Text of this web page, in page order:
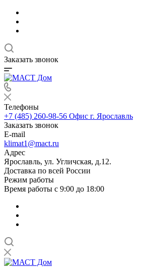
Заказать звонок
Телефоны
+7 (485) 260-98-56 Офис г. Ярославль
Заказать звонок
E-mail
klimat1@mact.ru
Адрес
Ярославль, ул. Угличская, д.12.
Доставка по всей России
Режим работы
Время работы с 9:00 до 18:00